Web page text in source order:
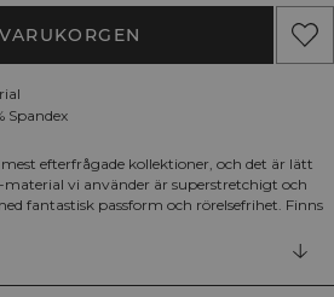
Spandex
efterfrågade kollektioner, och det är lätt
material vi använder är superstretchigt och
fantastisk passform och rörelsefrihet. Finns
för alla typer av träning. Mjukt och stretchigt
för optimal rörlighet. SWEATTECH™-
passform. 94% Återvunnen Nylon, 6%